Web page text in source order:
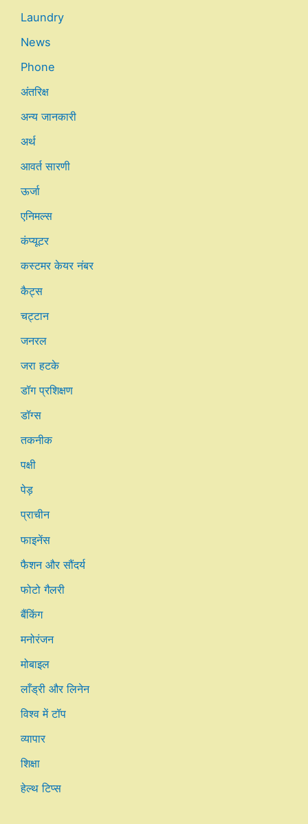
Laundry
News
Phone
अंतरिक्ष
अन्य जानकारी
अर्थ
आवर्त सारणी
ऊर्जा
एनिमल्स
कंप्यूटर
कस्टमर केयर नंबर
कैट्स
चट्टान
जनरल
जरा हटके
डॉग प्रशिक्षण
डॉग्स
तकनीक
पक्षी
पेड़
प्राचीन
फाइनेंस
फैशन और सौंदर्य
फोटो गैलरी
बैंकिंग
मनोरंजन
मोबाइल
लाँड्री और लिनेन
विश्व में टॉप
व्यापार
शिक्षा
हेल्थ टिप्स